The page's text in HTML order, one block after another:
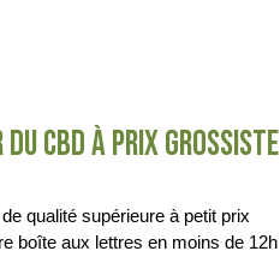
CBD à prix grossiste
qualité supérieure à petit prix
boîte aux lettres en moins de 12h